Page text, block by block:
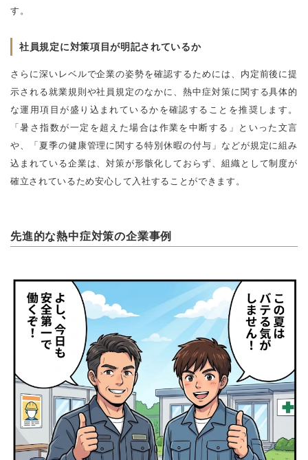
す。
社員規定に対策項目が明記されているか
さらに深いレベルで企業の姿勢を確認するためには、内定前後に提
示される就業規則や社員規定のなかに、熱中症対策に関する具体的
な運用項目が盛り込まれているかを確認することを推奨します。
「暑さ指数が一定を超えた場合は作業を中断する」といった文言
や、「夏季の健康管理に関する特別休暇の付与」などが規定に組み
込まれている企業は、対策が形骸化しておらず、組織として制度が
確立されているため安心して入社することができます。
先進的な熱中症対策の企業事例